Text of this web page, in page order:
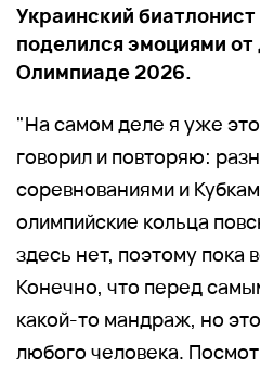
Украинский
поделился эмоциями
Олимпиаде 2026.
"На самом деле я уже
говорил и повторяю:
соревнованиями и
олимпийские кольца
здесь нет, поэтому пока
Конечно, что перед
какой-то мандраж, но
любого человека.